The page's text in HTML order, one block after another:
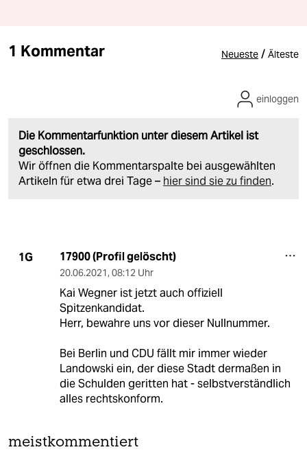
1 Kommentar Neueste / Älteste
Die Kommentarfunktion unter diesem Artikel ist
geschlossen.
Wir öffnen die Kommentarspalte bei ausgewählten
Artikeln für etwa drei Tage – hier sind sie zu finden.
einloggen
1G 17900 (Profil gelöscht)
20.06.2021, 08:12 Uhr
Kai Wegner ist jetzt auch offiziell
Spitzenkandidat.
Herr, bewahre uns vor dieser Nullnummer.
Bei Berlin und CDU fällt mir immer wieder
Landowski ein, der diese Stadt dermaßen in
die Schulden geritten hat - selbstverständlich
alles rechtskonform.
meistkommentiert